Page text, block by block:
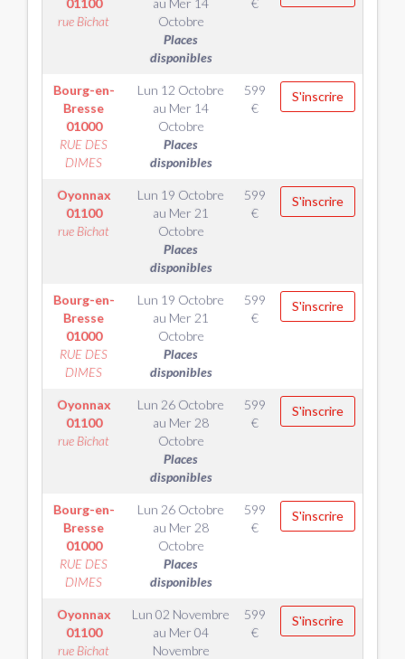
01100
rue Bichat
au Mer 14
Octobre
Places
disponibles
€
Bourg-en-
Bresse
01000
RUE DES
DIMES
Lun 12 Octobre
au Mer 14
Octobre
Places
disponibles
599
€
S'inscrire
Oyonnax
01100
rue Bichat
Lun 19 Octobre
au Mer 21
Octobre
Places
disponibles
599
€
S'inscrire
Bourg-en-
Bresse
01000
RUE DES
DIMES
Lun 19 Octobre
au Mer 21
Octobre
Places
disponibles
599
€
S'inscrire
Oyonnax
01100
rue Bichat
Lun 26 Octobre
au Mer 28
Octobre
Places
disponibles
599
€
S'inscrire
Bourg-en-
Bresse
01000
RUE DES
DIMES
Lun 26 Octobre
au Mer 28
Octobre
Places
disponibles
599
€
S'inscrire
Oyonnax
01100
rue Bichat
Lun 02 Novembre
au Mer 04
Novembre
599
€
S'inscrire